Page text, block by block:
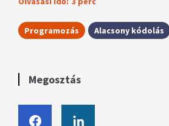
Programozás Alacsony kódolás
Megosztás